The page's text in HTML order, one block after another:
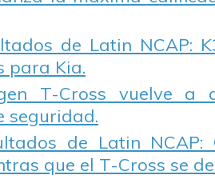
de Latin NCAP:
para Kia.
T-Cross vuelve a
seguridad.
de Latin NCAP:
que el T-Cross se